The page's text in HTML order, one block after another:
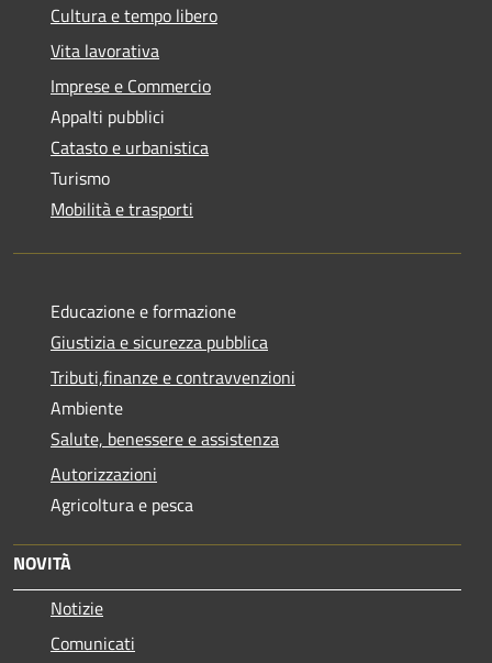
Cultura e tempo libero
Vita lavorativa
Imprese e Commercio
Appalti pubblici
Catasto e urbanistica
Turismo
Mobilità e trasporti
Educazione e formazione
Giustizia e sicurezza pubblica
Tributi,finanze e contravvenzioni
Ambiente
Salute, benessere e assistenza
Autorizzazioni
Agricoltura e pesca
NOVITÀ
Notizie
Comunicati